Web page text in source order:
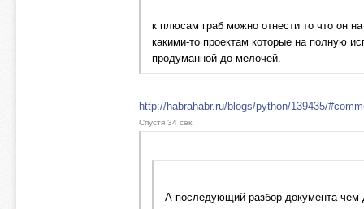
к плюсам граб можно отнести то что он
какими-то проектам которые на полную
продуманной до мелочей.
http://habrahabr.ru/blogs/python/139435/
Спустя 34 сек.
А последующий разбор документа чем